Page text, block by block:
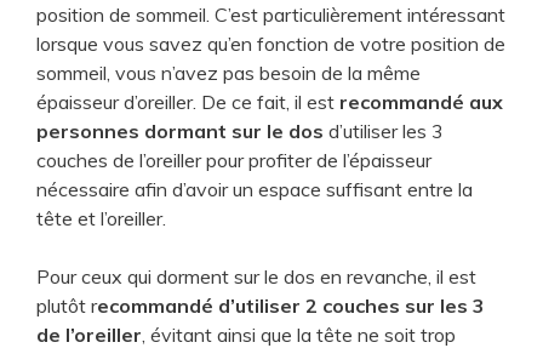
position de sommeil. C’est particulièrement intéressant
lorsque vous savez qu’en fonction de votre position de
sommeil, vous n’avez pas besoin de la même
épaisseur d’oreiller. De ce fait, il est recommandé aux
personnes dormant sur le dos d’utiliser les 3
couches de l’oreiller pour profiter de l’épaisseur
nécessaire afin d’avoir un espace suffisant entre la
tête et l’oreiller.
Pour ceux qui dorment sur le dos en revanche, il est
plutôt recommandé d’utiliser 2 couches sur les 3
de l’oreiller , évitant ainsi que la tête ne soit trop